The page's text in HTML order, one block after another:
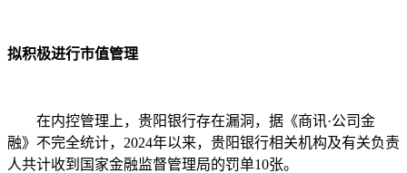
拟积极进行市值管理
在内控管理上，贵阳银行存在漏洞，据《商讯·公司金
融》不完全统计，2024年以来，贵阳银行相关机构及有关负责
人共计收到国家金融监督管理局的罚单10张。